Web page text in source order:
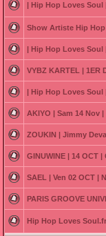
| Hip Hop Loves Soul
Show Artiste Hip Hop
| Hip Hop Loves Soul
VYBZ KARTEL | 1ER
| Hip Hop Loves Soul
AKIYO | Sam 14 Nov
ZOUKIN | Jimmy
GINUWINE | 14 OCT
SAEL | Ven 02 OCT |
PARIS GROOVE
Hip Hop Loves